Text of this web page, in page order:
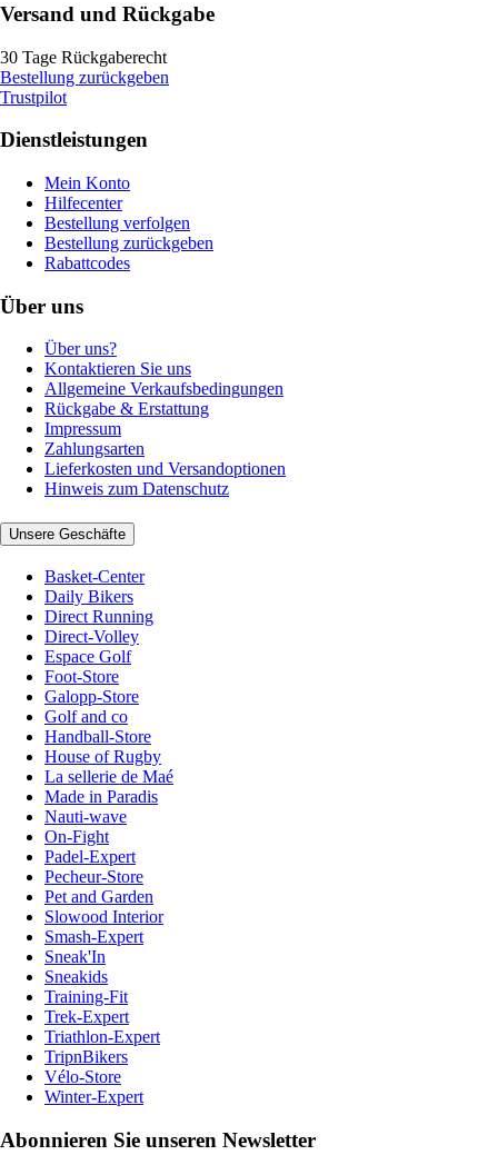
Versand und Rückgabe
30 Tage Rückgaberecht
Bestellung zurückgeben
Trustpilot
Dienstleistungen
Mein Konto
Hilfecenter
Bestellung verfolgen
Bestellung zurückgeben
Rabattcodes
Über uns
Über uns?
Kontaktieren Sie uns
Allgemeine Verkaufsbedingungen
Rückgabe & Erstattung
Impressum
Zahlungsarten
Lieferkosten und Versandoptionen
Hinweis zum Datenschutz
Unsere Geschäfte
Basket-Center
Daily Bikers
Direct Running
Direct-Volley
Espace Golf
Foot-Store
Galopp-Store
Golf and co
Handball-Store
House of Rugby
La sellerie de Maé
Made in Paradis
Nauti-wave
On-Fight
Padel-Expert
Pecheur-Store
Pet and Garden
Slowood Interior
Smash-Expert
Sneak'In
Sneakids
Training-Fit
Trek-Expert
Triathlon-Expert
TripnBikers
Vélo-Store
Winter-Expert
Abonnieren Sie unseren Newsletter